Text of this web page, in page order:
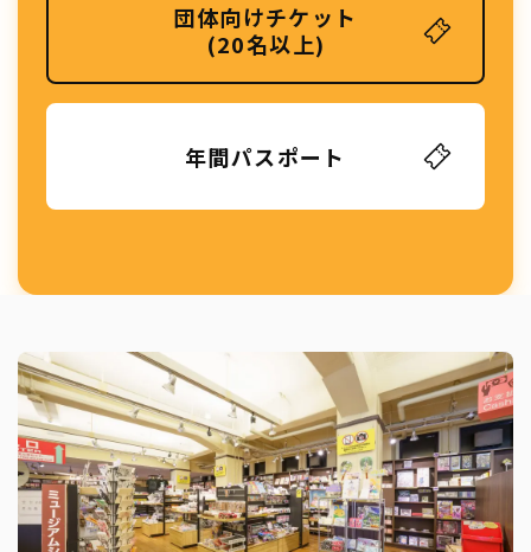
団体向けチケット
(20名以上)
年間パスポート